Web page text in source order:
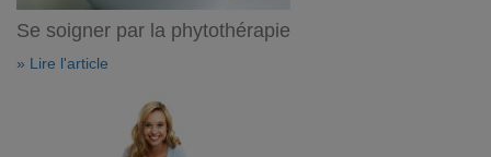
Se soigner par la phytothérapie
» Lire l'article